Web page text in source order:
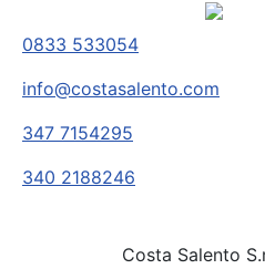
0833 533054
info@costasalento.com
347 7154295
340 2188246
Costa Salento